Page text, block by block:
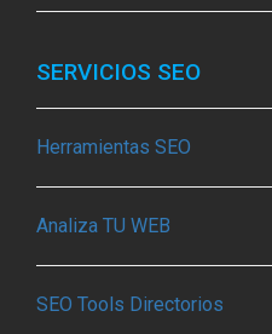
SERVICIOS SEO
Herramientas SEO
Analiza TU WEB
SEO Tools Directorios